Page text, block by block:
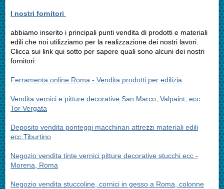
I nostri fornitori
abbiamo inserito i principali punti vendita di prodotti e materiali
edili che noi utilizziamo per la realizzazione dei nostri lavori.
Clicca sui link qui sotto per sapere quali sono alcuni dei nostri
fornitori:
Ferramenta online Roma - Vendita prodotti per edilizia
Vendita vernici e pitture decorative San Marco, Valpaint, ecc.
Tor Vergata
Deposito vendita ponteggi macchinari attrezzi materiali edili
ecc.Tiburtino
Negozio vendita tinte vernici pitture decorative stucchi ecc -
Morena, Roma
Negozio vendita stuccoline, cornici in gesso a Roma, colonne